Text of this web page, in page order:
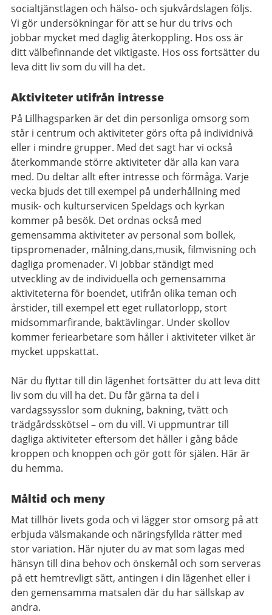
socialtjänstlagen och hälso- och sjukvårdslagen följs.
Vi gör undersökningar för att se hur du trivs och
jobbar mycket med daglig återkoppling. Hos oss är
ditt välbefinnande det viktigaste. Hos oss fortsätter du
leva ditt liv som du vill ha det.
Aktiviteter utifrån intresse
På Lillhagsparken är det din personliga omsorg som
står i centrum och aktiviteter görs ofta på individnivå
eller i mindre grupper. Med det sagt har vi också
återkommande större aktiviteter där alla kan vara
med. Du deltar allt efter intresse och förmåga. Varje
vecka bjuds det till exempel på underhållning med
musik- och kulturservicen Speldags och kyrkan
kommer på besök. Det ordnas också med
gemensamma aktiviteter av personal som bollek,
tipspromenader, målning,dans,musik, filmvisning och
dagliga promenader. Vi jobbar ständigt med
utveckling av de individuella och gemensamma
aktiviteterna för boendet, utifrån olika teman och
årstider, till exempel ett eget rullatorlopp, stort
midsommarfirande, baktävlingar. Under skollov
kommer feriearbetare som håller i aktiviteter vilket är
mycket uppskattat.
När du flyttar till din lägenhet fortsätter du att leva ditt
liv som du vill ha det. Du får gärna ta del i
vardagssysslor som dukning, bakning, tvätt och
trädgårdsskötsel – om du vill. Vi uppmuntrar till
dagliga aktiviteter eftersom det håller i gång både
kroppen och knoppen och gör gott för själen. Här är
du hemma.
Måltid och meny
Mat tillhör livets goda och vi lägger stor omsorg på att
erbjuda välsmakande och näringsfyllda rätter med
stor variation. Här njuter du av mat som lagas med
hänsyn till dina behov och önskemål och som serveras
på ett hemtrevligt sätt, antingen i din lägenhet eller i
den gemensamma matsalen där du har sällskap av
andra.